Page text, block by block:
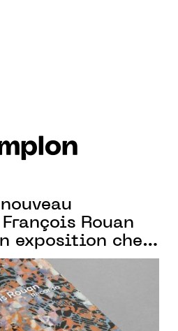
Rouan
exposition chez